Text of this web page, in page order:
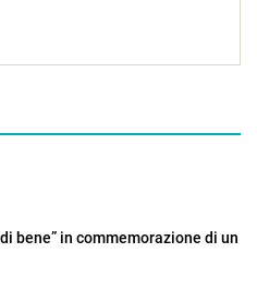
bene” in commemorazione di un